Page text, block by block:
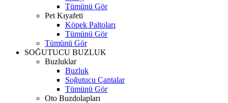
Tümünü Gör
Pet Kıyafeti
Köpek Paltoları
Tümünü Gör
Tümünü Gör
SOĞUTUCU BUZLUK
Buzluklar
Buzluk
Soğutucu Çantalar
Tümünü Gör
Oto Buzdolapları